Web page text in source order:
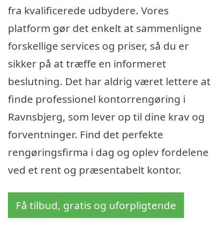
fra kvalificerede udbydere. Vores
platform gør det enkelt at sammenligne
forskellige services og priser, så du er
sikker på at træffe en informeret
beslutning. Det har aldrig været lettere at
finde professionel kontorrengøring i
Ravnsbjerg, som lever op til dine krav og
forventninger. Find det perfekte
rengøringsfirma i dag og oplev fordelene
ved et rent og præsentabelt kontor.
Få tilbud, gratis og uforpligtende